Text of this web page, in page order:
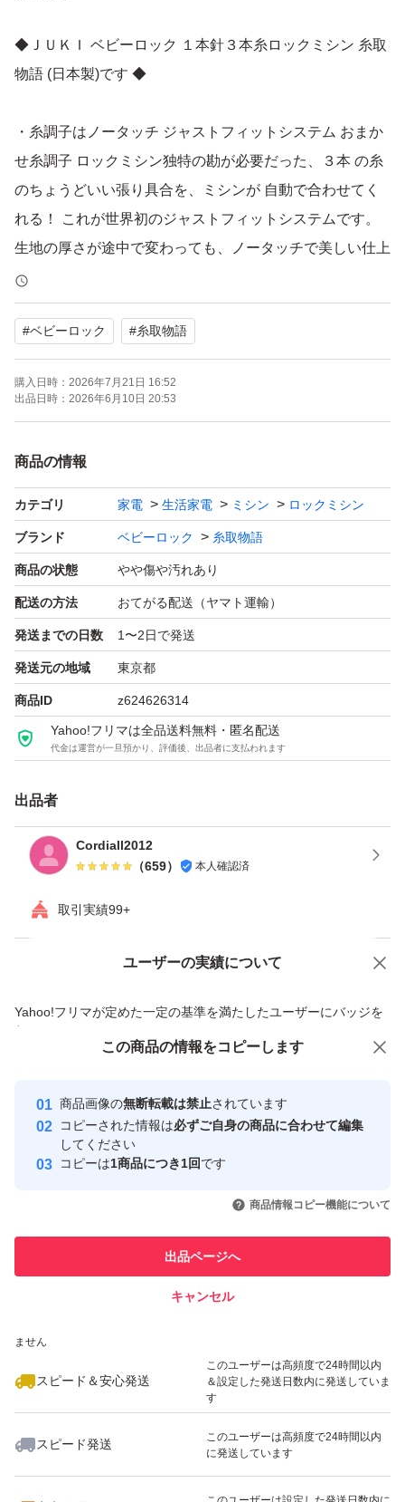
◆ＪＵＫＩ ベビーロック １本針３本糸ロックミシン 糸取
物語 (日本製)です ◆
・糸調子はノータッチ ジャストフィットシステム おまか
せ糸調子 ロックミシン独特の勘が必要だった、３本 の糸
のちょうどいい張り具合を、ミシンが 自動で合わせてく
れる！ これが世界初のジャストフィットシステムです。
生地の厚さが途中で変わっても、ノータッチで美しい仕上
がり。
・エアースルーシステム 空気でサッと糸通し 自動エア糸
通し レバーひとつでルーパー糸を瞬間セット。面倒 な手
順は一切なしの、世界初の空気圧 糸通しシステムです。
1. 糸を2～3cm差し込む 2. エアレバーを強く押す 3. 糸が
飛び出す
・普通ロック⇔巻きロック ダイヤルで切り換え自由自
普通ロックと巻きロックの切り替えは、ダイヤルを まわ
すだけ。
巻きロックはジョーゼットやオーガンジーなどの薄い生地
のシルエットを引き立てるのに 最適です。
ク。
・普通ロックも巻きロックも、ダイヤル操作で送り目の調
節がかんたん。
・かがり幅もダイヤルを回すだけでかんたんチェンジ。
ク3.0～5.0mm／巻きロック1.5mm（標準） 縫い目（送り
目）：1～4mm 使用針：HA×1SP（＃11,＃14）
はご遠慮下さい！
◎内・外部クリーニング、分解掃除・整備(メンテナン
ス・オーバーホール)・注油 済みです
頂けます！
◎動作は大変スムーズでキレイに縫えます ⇒ 縫い見本は
◎付属品は画像の通りです！（画像に写っていないものは
一切付属致しません！）
◎取扱説明書はコピーとなります
◎落札者様の都合による返品は、一切受け付けておりませ
んので、ご了承下さい！
こちらのロックミシンと思われます。
◎発送はヤマト運輸の送料込みとさせて頂きます！
#ベビーロック #糸取物語
購入日時： 2026年7月21日 16:52
出品日時： 2026年6月10日 20:53
商品の情報
カテゴリ 家電 生活家電 ミシン ロックミシン
ブランド ベビーロック 糸取物語
商品の状態 やや傷や汚れあり
配送の方法 おてがる配送（ヤマト運輸）
発送までの日数 1〜2日で発送
発送元の地域 東京都
商品ID z624626314
Yahoo!フリマは全品送料無料・匿名配送
代金は運営が一旦預かり、評価後、出品者に支払われます
出品者
Cordiall2012
（659） 本人確認済
取引実績99+
ユーザーの実績について
Yahoo!フリマが定めた一定の基準を満たしたユーザーにバッジを
付与しています
安心取引出品者
心・安全なユーザーです
取引実績
引を完了させた実績があります
での取引実績があります
ません
スピード＆安心発送
このユーザーは高頻度で24時間以内
＆設定した発送日数内に発送していま
す
スピード発送
このユーザーは高頻度で24時間以内
に発送しています
価格の相談 商品への質問
この商品の情報をコピーします
商品画像の無断転載は禁止されています
コピーされた情報は必ずご自身の商品に合わせて編集
してください
コピーは1商品につき1回です
商品情報コピー機能について
出品ページへ
キャンセル
この商品をみている人にオススメ
いいね！
82,800